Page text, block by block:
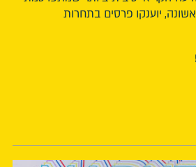
יוענקו פרסים בתחרות